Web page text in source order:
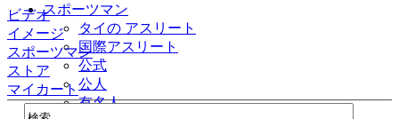
スポーツマン
タイの アスリート
国際アスリート
公式
公人
有名人
ビデオ
イメージ
スポーツマン
ストア
マイカート